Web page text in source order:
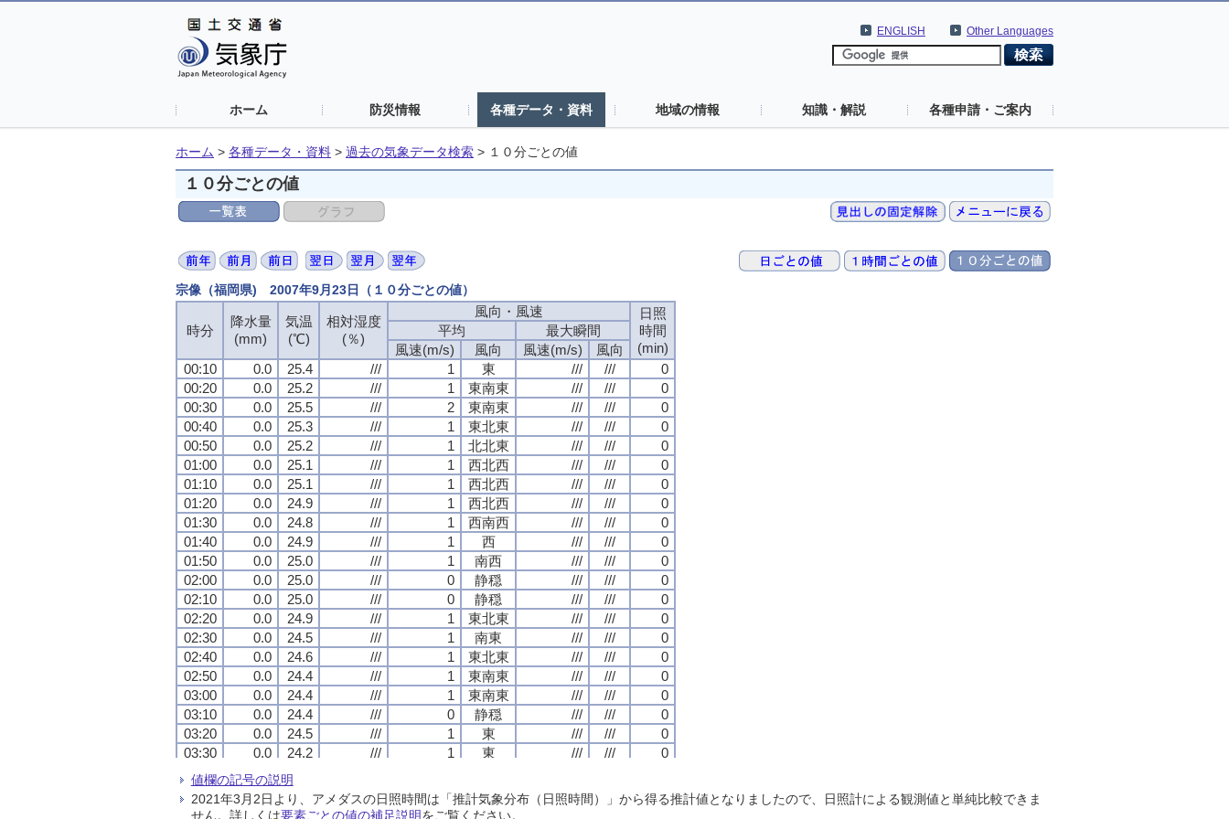
Other Languages
ENGLISH
ホーム 防災情報 各種データ・資料 地域の情報 知識・解説 各種申請・ご案内
ホーム > 各種データ・資料 > 過去の気象データ検索 > １０分ごとの値
１０分ごとの値
宗像（福岡県) 2007年9月23日（１０分ごとの値）
時分
降水量
(mm)
気温
(℃)
相対湿度
(％)
風向・風速
日照
時間
(min)
平均
最大瞬間
風速(m/s)
風向 風速(m/s)
風向
00:10
0.0 25.4 /// 1 東 /// ///
0
00:20
0.0 25.2 /// 1 東南東 /// ///
0
00:30
0.0 25.5 /// 2 東南東 /// ///
0
00:40
0.0 25.3 /// 1 東北東 /// ///
0
00:50
0.0 25.2 /// 1 北北東 /// ///
0
01:00
0.0 25.1 /// 1 西北西 /// ///
0
01:10
0.0 25.1 /// 1 西北西 /// ///
0
01:20
0.0 24.9 /// 1 西北西 /// ///
0
01:30
0.0 24.8 /// 1 西南西 /// ///
0
01:40
0.0 24.9 /// 1 西 /// ///
0
01:50
0.0 25.0 /// 1 南西 /// ///
0
02:00
0.0 25.0 /// 0 静穏 /// ///
0
02:10
0.0 25.0 /// 0 静穏 /// ///
0
02:20
0.0 24.9 /// 1 東北東 /// ///
0
02:30
0.0 24.5 /// 1 南東 /// ///
0
02:40
0.0 24.6 /// 1 東北東 /// ///
0
02:50
0.0 24.4 /// 1 東南東 /// ///
0
03:00
0.0 24.4 /// 1 東南東 /// ///
0
03:10
0.0 24.4 /// 0 静穏 /// ///
0
03:20
0.0 24.5 /// 1 東 /// ///
0
03:30
0.0 24.2 /// 1 東 /// ///
0
03:40
0.0 24.3
03:50
0.0 24.4 /// 0 静穏 ///
0
04:00
0.0 24.3 /// 1 西北西 /// /// 0
時分
降水量
(mm)
気温
(℃)
相対湿度
(％)
風向・風速
日照
時間
(min)
平均
最大瞬間
風速(m/s)
風向 風速(m/s)
風向
00:10
0.0 25.4 /// 1 東 /// ///
0
00:20
0.0 25.2 /// 1 東南東 /// ///
0
00:30
0.0 25.5 /// 2 東南東 /// ///
0
00:40
0.0 25.3 /// 1 東北東 /// ///
0
00:50
0.0 25.2 /// 1 北北東 /// ///
0
01:00
0.0 25.1 /// 1 西北西 /// ///
0
01:10
0.0 25.1 /// 1 西北西 /// ///
0
01:20
0.0 24.9 /// 1 西北西 /// ///
0
01:30
0.0 24.8 /// 1 西南西 /// ///
0
01:40
0.0 24.9 /// 1 西 /// ///
0
01:50
0.0 25.0 /// 1 南西 /// ///
0
02:00
0.0 25.0 /// 0 静穏 /// ///
0
02:10
0.0 25.0 /// 0 静穏 /// ///
0
02:20
0.0 24.9 /// 1 東北東 /// ///
0
02:30
0.0 24.5 /// 1 南東 /// ///
0
02:40
0.0 24.6 /// 1 東北東 /// ///
0
02:50
0.0 24.4 /// 1 東南東 /// ///
0
03:00
0.0 24.4 /// 1 東南東 /// ///
0
03:10
0.0 24.4 /// 0 静穏 /// ///
0
03:20
0.0 24.5 /// 1 東 /// ///
0
03:30
0.0 24.2 /// 1 東 /// ///
0
03:40
0.0 24.3
03:50
0.0 24.4 /// 0 静穏 ///
0
04:00
0.0 24.3 /// 1 西北西 /// /// 0
時分
降水量
(mm)
気温
(℃)
相対湿度
(％)
風向・風速
日照
時間
(min)
平均
最大瞬間
風速(m/s)
風向 風速(m/s)
風向
00:10
0.0 25.4 /// 1 東 /// ///
0
00:20
0.0 25.2 /// 1 東南東 /// ///
0
00:30
0.0 25.5 /// 2 東南東 /// ///
0
00:40
0.0 25.3 /// 1 東北東 /// ///
0
00:50
0.0 25.2 /// 1 北北東 /// ///
0
01:00
0.0 25.1 /// 1 西北西 /// ///
0
01:10
0.0 25.1 /// 1 西北西 /// ///
0
01:20
0.0 24.9 /// 1 西北西 /// ///
0
01:30
0.0 24.8 /// 1 西南西 /// ///
0
01:40
0.0 24.9 /// 1 西 /// ///
0
01:50
0.0 25.0 /// 1 南西 /// ///
0
02:00
0.0 25.0 /// 0 静穏 /// ///
0
02:10
0.0 25.0 /// 0 静穏 /// ///
0
02:20
0.0 24.9 /// 1 東北東 /// ///
0
02:30
0.0 24.5 /// 1 南東 /// ///
0
02:40
0.0 24.6 /// 1 東北東 /// ///
0
02:50
0.0 24.4 /// 1 東南東 /// ///
0
03:00
0.0 24.4 /// 1 東南東 /// ///
0
03:10
0.0 24.4 /// 0 静穏 /// ///
0
03:20
0.0 24.5 /// 1 東 /// ///
0
03:30
0.0 24.2 /// 1 東 /// ///
0
03:40
0.0 24.3
03:50
0.0 24.4 /// 0 静穏 ///
0
04:00
0.0 24.3 /// 1 西北西 /// /// 0
時分
降水量
(mm)
気温
(℃)
相対湿度
(％)
風向・風速
日照
時間
(min)
平均
最大瞬間
風速(m/s)
風向 風速(m/s)
風向
00:10
0.0 25.4 /// 1 東 /// ///
0
00:20
0.0 25.2 /// 1 東南東 /// ///
0
00:30
0.0 25.5 /// 2 東南東 /// ///
0
00:40
0.0 25.3 /// 1 東北東 /// ///
0
00:50
0.0 25.2 /// 1 北北東 /// ///
0
01:00
0.0 25.1 /// 1 西北西 /// ///
0
01:10
0.0 25.1 /// 1 西北西 /// ///
0
01:20
0.0 24.9 /// 1 西北西 /// ///
0
01:30
0.0 24.8 /// 1 西南西 /// ///
0
01:40
0.0 24.9 /// 1 西 /// ///
0
01:50
0.0 25.0 /// 1 南西 /// ///
0
02:00
0.0 25.0 /// 0 静穏 /// ///
0
02:10
0.0 25.0 /// 0 静穏 /// ///
0
02:20
0.0 24.9 /// 1 東北東 /// ///
0
02:30
0.0 24.5 /// 1 南東 /// ///
0
02:40
0.0 24.6 /// 1 東北東 /// ///
0
02:50
0.0 24.4 /// 1 東南東 /// ///
0
03:00
0.0 24.4 /// 1 東南東 /// ///
0
03:10
0.0 24.4 /// 0 静穏 /// ///
0
03:20
0.0 24.5 /// 1 東 /// ///
0
03:30
0.0 24.2 /// 1 東 /// ///
0
03:40
0.0 24.3
03:50
0.0 24.4 /// 0 静穏 ///
0
04:00
0.0 24.3 /// 1 西北西 /// /// 0
値欄の記号の説明
2021年3月2日より、アメダスの日照時間は「推計気象分布（日照時間）」から得る推計値となりましたので、日照計による観測値と単純比較できま
せん。詳しくは要素ごとの値の補足説明をご覧ください。